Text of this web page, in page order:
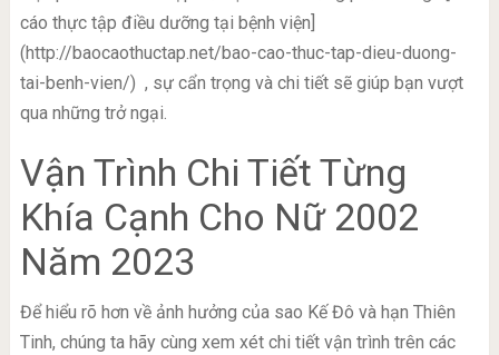
cáo thực tập điều dưỡng tại bệnh viện]
(http://baocaothuctap.net/bao-cao-thuc-tap-dieu-duong-
tai-benh-vien/) , sự cẩn trọng và chi tiết sẽ giúp bạn vượt
qua những trở ngại.
Vận Trình Chi Tiết Từng
Khía Cạnh Cho Nữ 2002
Năm 2023
Để hiểu rõ hơn về ảnh hưởng của sao Kế Đô và hạn Thiên
Tinh, chúng ta hãy cùng xem xét chi tiết vận trình trên các